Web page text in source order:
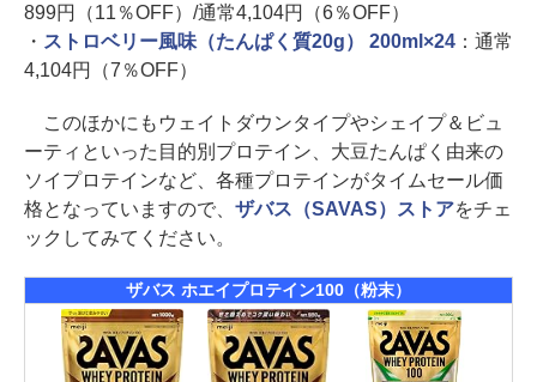
899円（11％OFF）/通常4,104円（6％OFF）
・ ストロベリー風味（たんぱく質20g） 200ml×24：通常
4,104円（7％OFF）
このほかにもウェイトダウンタイプやシェイプ＆ビュ
ーティといった目的別プロテイン、大豆たんぱく由来の
ソイプロテインなど、各種プロテインがタイムセール価
格となっていますので、 ザバス（SAVAS）ストアをチェ
ックしてみてください。
ザバス ホエイプロテイン100（粉末）